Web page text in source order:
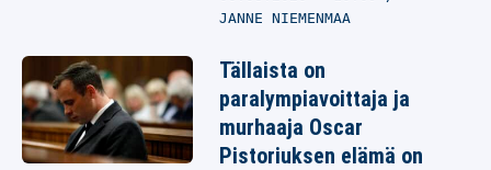
JANNE NIEMENMAA
Tällaista on
paralympiavoittaja ja
murhaaja Oscar
Pistoriuksen elämä on